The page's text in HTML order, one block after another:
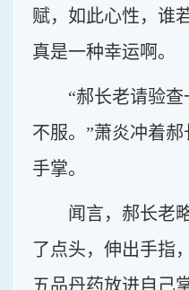
赋，如此心性，谁
真是一种幸运啊。
“郝长老请验
不服。”萧炎冲着
手掌。
闻言，郝长老
了点头，伸出手指
五品丹药放进自己